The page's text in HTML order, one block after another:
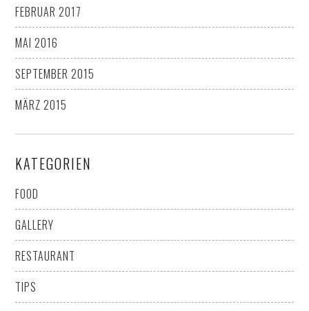
FEBRUAR 2017
MAI 2016
SEPTEMBER 2015
MÄRZ 2015
KATEGORIEN
FOOD
GALLERY
RESTAURANT
TIPS